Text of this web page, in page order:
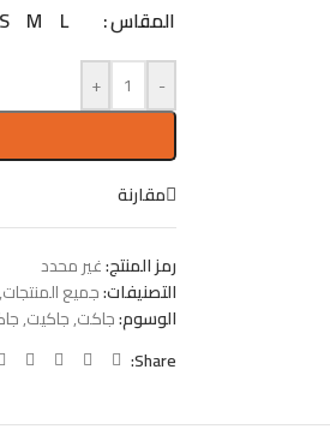
المقاس L
M
S
-
+
مقارنة
رمز المنتج:غير محدد
التصنيفات:جميع المنتجات,
الوسوم:جاكت,جاكيت,
Share: